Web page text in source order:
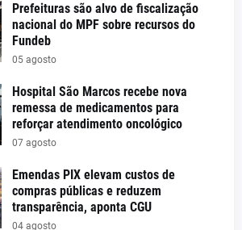
Prefeituras são alvo de fiscalização
nacional do MPF sobre recursos do
Fundeb
05 agosto
Hospital São Marcos recebe nova
remessa de medicamentos para
reforçar atendimento oncológico
07 agosto
Emendas PIX elevam custos de
compras públicas e reduzem
transparência, aponta CGU
04 agosto